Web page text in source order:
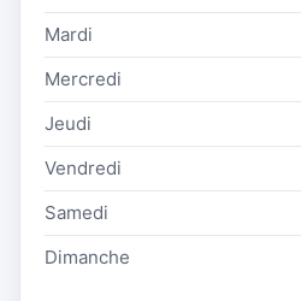
Mardi
Mercredi
Jeudi
Vendredi
Samedi
Dimanche